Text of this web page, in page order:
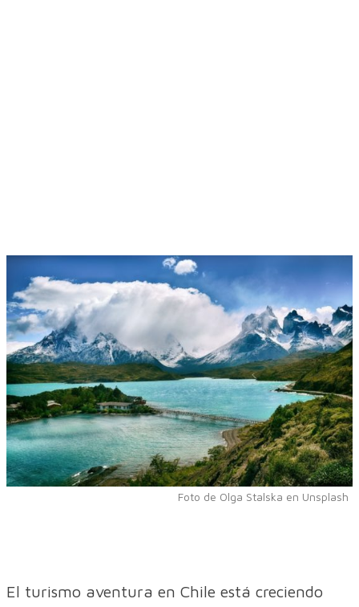
Foto de Olga Stalska en Unsplash
El turismo aventura en Chile está creciendo